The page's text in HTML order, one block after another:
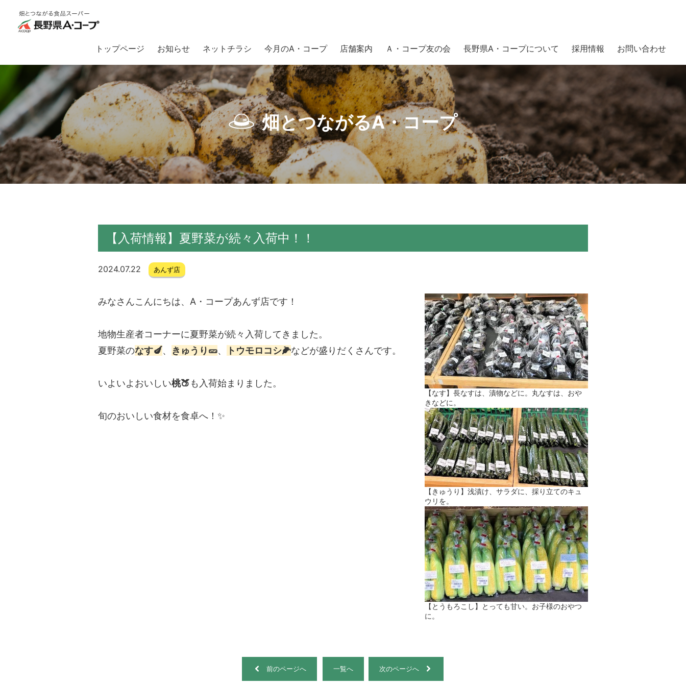
トップページ お知らせ ネットチラシ 今月のA・コープ 店舗案内 Ａ・コープ友の会 長野県A・コープについて 採用情報 お問い合わせ
畑とつながるA・コープ 【入荷情報】夏野菜が続々入荷中！！
畑とつながるA・コープ
【入荷情報】夏野菜が続々入荷中！！
2024.07.22 あんず店
【なす】長なすは、漬物などに。丸なすは、おや
きなどに。
【きゅうり】浅漬け、サラダに、採り立てのキュ
ウリを。
【とうもろこし】とっても甘い。お子様のおやつ
に。
みなさんこんにちは、A・コープあんず店です！
地物生産者コーナーに夏野菜が続々入荷してきました。
夏野菜のなす🍆、 きゅうり🥒、 トウモロコシ🌽などが盛りだくさんです。
いよいよおいしい桃🍑も入荷始まりました。
旬のおいしい食材を食卓へ！✨
前のページへ 一覧へ 次のページへ